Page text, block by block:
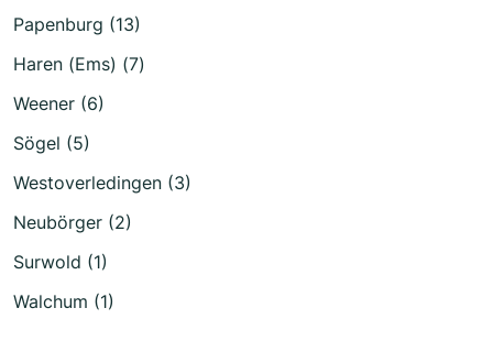
Papenburg (13)
Haren (Ems) (7)
Weener (6)
Sögel (5)
Westoverledingen (3)
Neubörger (2)
Surwold (1)
Walchum (1)